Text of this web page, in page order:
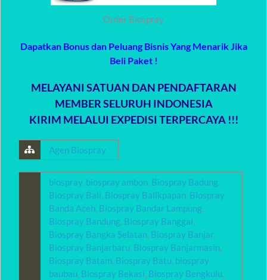
Order Biospray
Dapatkan Bonus dan Peluang Bisnis Yang Menarik Jika
Beli Paket !
MELAYANI SATUAN DAN PENDAFTARAN
MEMBER SELURUH INDONESIA
KIRIM MELALUI EXPEDISI TERPERCAYA !!!
Agen Biospray
biospray, biospray ambon, Biospray Badung,
Biospray Bali, Biospray Balikpapan, Biospray
Banda Aceh, Biospray Bandar Lampung,
Biospray Bandung, Biospray Banggai,
Biospray Bangka Selatan, Biospray Banjar,
Biospray Banjarbaru, Biospray Banjarmasin,
Biospray Batam, Biospray Batu, biospray
baubau, Biospray Bekasi, Biospray Bengkulu,